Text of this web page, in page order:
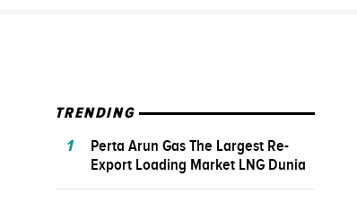
TRENDING
1
Perta Arun Gas The Largest Re-
Export Loading Market LNG Dunia